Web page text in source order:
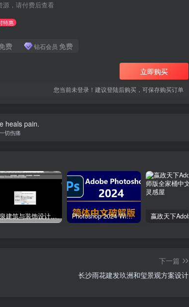
源，请付费后查看
特惠
费 钻石会员 免费
立即购买
您当前未登录！建议登陆后购买，可保存购买订单
heals pain.
切伤痛
源泉建筑与装饰设计CAD插件工具箱（YQArch 6.7.4） Photoshop 2024 Win|Mac 简体中文破解版安装包下载及安装教程
下一篇
长沙雨花建发玖洲和玺景观方案设计